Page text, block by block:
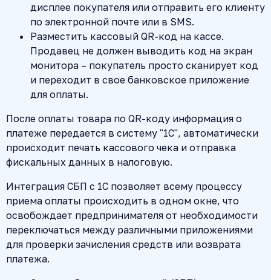
дисплее покупателя или отправить его клиенту
по электронной почте или в SMS.
Разместить кассовый QR-код на кассе.
Продавец не должен выводить код на экран
монитора – покупатель просто сканирует код
и переходит в свое банковское приложение
для оплаты.
После оплаты товара по QR-коду информация о
платеже передается в систему "1С", автоматически
происходит печать кассового чека и отправка
фискальных данных в налоговую.
Интеграция СБП с 1С позволяет всему процессу
приема оплаты происходить в одном окне, что
освобождает предпринимателя от необходимости
переключаться между различными приложениями
для проверки зачисления средств или возврата
платежа.